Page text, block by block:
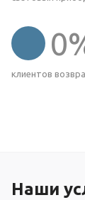
0
клиентов
Наши